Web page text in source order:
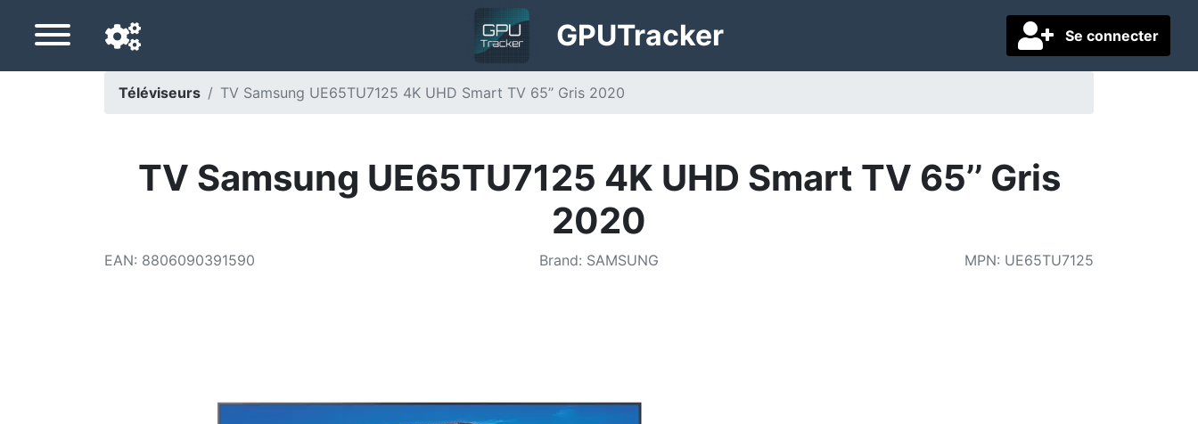
Se connecter
GPUTracker
Pays de livraison
Téléviseurs TV Samsung UE65TU7125 4K UHD Smart TV 65’’ Gris 2020
TV Samsung UE65TU7125 4K UHD Smart TV 65’’ Gris
2020
EAN: 8806090391590 Brand: SAMSUNG MPN: UE65TU7125